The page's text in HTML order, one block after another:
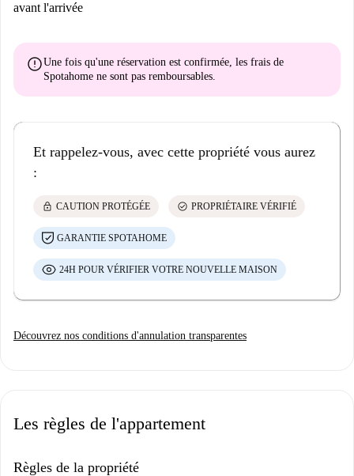
avant l'arrivée
errorUne fois qu'une réservation est confirmée, les frais de
Spotahome ne sont pas remboursables.
Et rappelez-vous, avec cette propriété vous aurez
:
lock CAUTION PROTÉGÉE check_circle PROPRIÉTAIRE VÉRIFIÉ
GARANTIE SPOTAHOME
24H POUR VÉRIFIER VOTRE NOUVELLE MAISON
Découvrez nos conditions d'annulation transparentes
Les règles de l'appartement
Règles de la propriété